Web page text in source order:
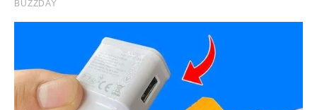
викручувалися!
Леви завжди відверті з вами.
Леви дуже рідко брешуть. А близьким людям не брешуть
ніколи взагалі. І головне: Леви не брешуть самим собі.